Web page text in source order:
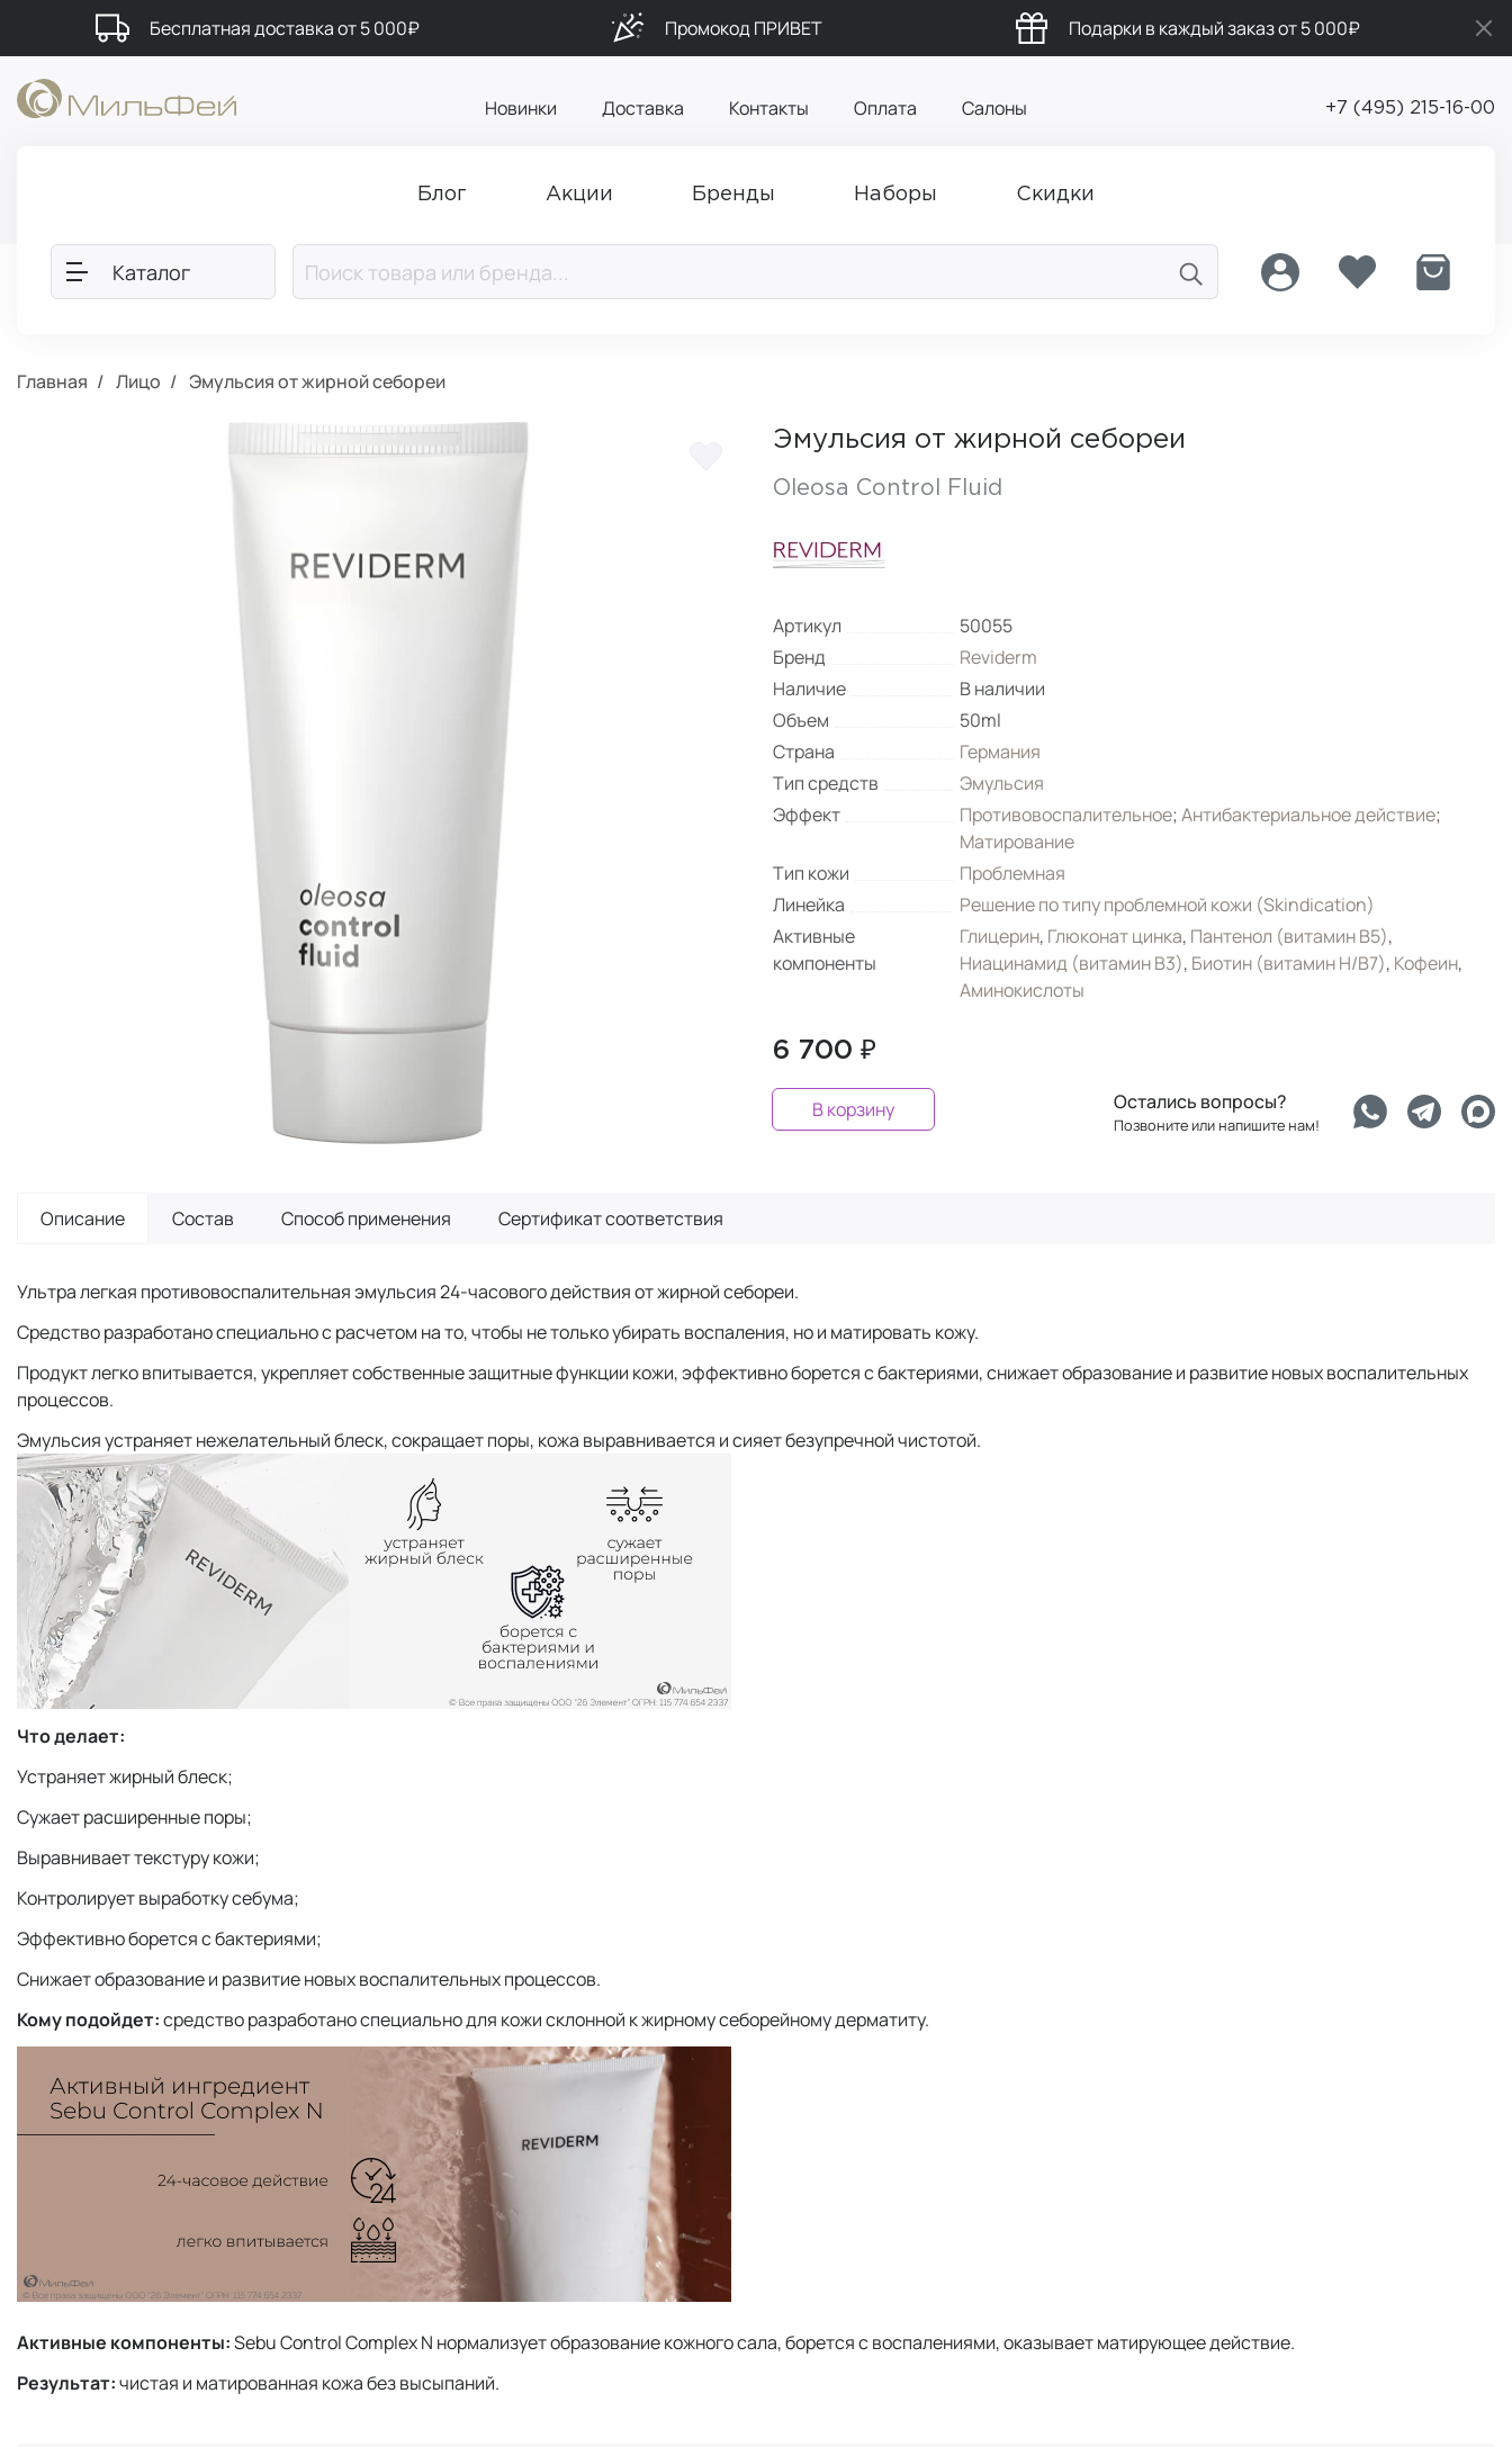
Бесплатная доставка от 5 000₽ Промокод ПРИВЕТ Подарки в каждый заказ от 5 000₽
Новинки Доставка Контакты Оплата Салоны +7 (495) 215-16-00
Блог Акции Бренды Наборы Скидки
Каталог
Главная Лицо Эмульсия от жирной себореи
Эмульсия от жирной себореи
Oleosa Control Fluid
Артикул
50055
Бренд
Reviderm
Наличие
В наличии
Объем
50ml
Страна
Германия
Тип средств
Эмульсия
Эффект
Противовоспалительное;Антибактериальное действие;
Матирование
Тип кожи
Проблемная
Линейка
Решение по типу проблемной кожи (Skindication)
Активные
компоненты
Глицерин, Глюконат цинка, Пантенол (витамин B5),
Ниацинамид (витамин B3), Биотин (витамин H/B7), Кофеин,
Аминокислоты
6 700 ₽
В корзину Остались вопросы?
Позвоните или напишите нам!
Описание Состав Способ применения Сертификатсоответствия
Ультра легкая противовоспалительная эмульсия 24-часового действия от жирной себореи.
Средство разработано специально с расчетом на то, чтобы не только убирать воспаления, но и матировать кожу.
Продукт легко впитывается, укрепляет собственные защитные функции кожи, эффективно борется с бактериями, снижает образование и развитие новых воспалительных
процессов.
Эмульсия устраняет нежелательный блеск, сокращает поры, кожа выравнивается и сияет безупречной чистотой.
Что делает:
Устраняет жирный блеск;
Сужает расширенные поры;
Выравнивает текстуру кожи;
Контролирует выработку себума;
Эффективно борется с бактериями;
Снижает образование и развитие новых воспалительных процессов.
Кому подойдет:средство разработано специально для кожи склонной к жирному себорейному дерматиту.
Активные компоненты:Sebu Control Complex N нормализует образование кожного сала, борется с воспалениями, оказывает матирующее действие.
Результат:чистая и матированная кожа без высыпаний.